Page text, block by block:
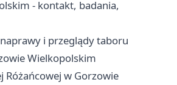
- kontakt, badania,
i przeglądy taboru
Wielkopolskim
Różańcowej w Gorzowie